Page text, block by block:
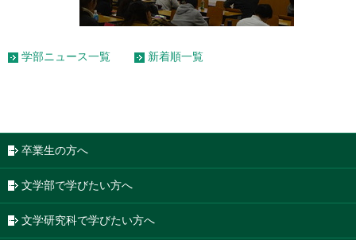
学部ニュース一覧 新着順一覧
卒業生の方へ
文学部で学びたい方へ
文学研究科で学びたい方へ